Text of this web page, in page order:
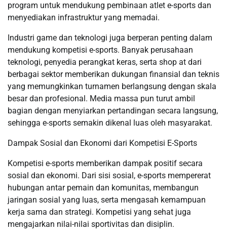
program untuk mendukung pembinaan atlet e-sports dan
menyediakan infrastruktur yang memadai.
Industri game dan teknologi juga berperan penting dalam
mendukung kompetisi e-sports. Banyak perusahaan
teknologi, penyedia perangkat keras, serta shop at dari
berbagai sektor memberikan dukungan finansial dan teknis
yang memungkinkan turnamen berlangsung dengan skala
besar dan profesional. Media massa pun turut ambil
bagian dengan menyiarkan pertandingan secara langsung,
sehingga e-sports semakin dikenal luas oleh masyarakat.
Dampak Sosial dan Ekonomi dari Kompetisi E-Sports
Kompetisi e-sports memberikan dampak positif secara
sosial dan ekonomi. Dari sisi sosial, e-sports mempererat
hubungan antar pemain dan komunitas, membangun
jaringan sosial yang luas, serta mengasah kemampuan
kerja sama dan strategi. Kompetisi yang sehat juga
mengajarkan nilai-nilai sportivitas dan disiplin.